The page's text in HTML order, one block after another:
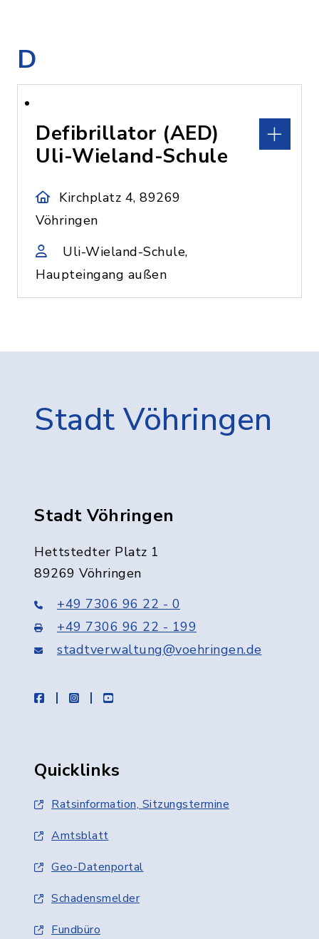
D
Defibrillator (AED)
Uli-Wieland-Schule
Kirchplatz 4, 89269
Vöhringen
Uli-Wieland-Schule,
Haupteingang außen
Stadt Vöhringen
Stadt Vöhringen
Hettstedter Platz 1
89269 Vöhringen
+49 7306 96 22 - 0
+49 7306 96 22 - 199
stadtverwaltung@voehringen.de
facebookinstagramyoutube
Quicklinks
Ratsinformation, Sitzungstermine
Amtsblatt
Geo-Datenportal
Schadensmelder
Fundbüro